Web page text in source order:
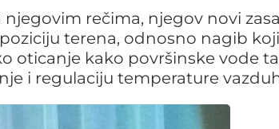
njegovim rečima, njegov novi
terena, odnosno nagib koji
oticanje kako površinske vode
i regulaciju temperature